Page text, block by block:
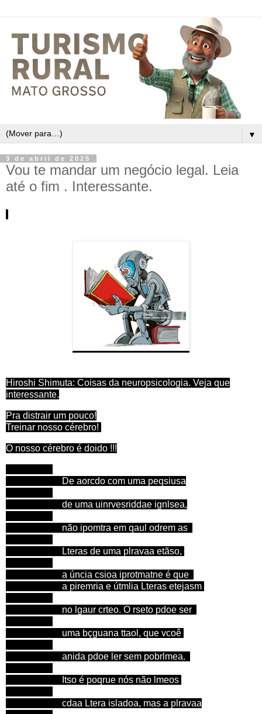
▼
3 de abril de 2025
Vou te mandar um negócio legal. Leia
até o fim . Interessante.
Hiroshi Shimuta: Coisas da neuropsicologia. Veja que
interessante.
Pra distrair um pouco!
Treinar nosso cérebro!
O nosso cérebro é doido !!!
De aorcdo com uma peqsiusa
de uma uinrvesriddae ignlsea,
não ipomtra em qaul odrem as
Lteras de uma plravaa etãso,
a úncia csioa iprotmatne é que
a piremria e útmlia Lteras etejasm
no lgaur crteo. O rseto pdoe ser
uma bçguana ttaol, que vcoê
anida pdoe ler sem pobrlmea.
Itso é poqrue nós não lmeos
cdaa Ltera isladoa, mas a plravaa